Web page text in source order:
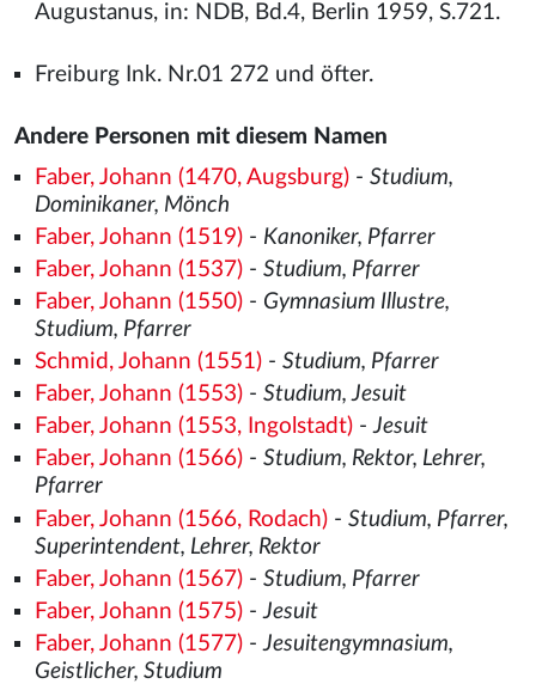
Augustanus, in: NDB, Bd.4, Berlin 1959, S.721.
Freiburg Ink. Nr.01 272 und öfter.
Andere Personen mit diesem Namen
Faber, Johann (1470, Augsburg)- Studium,
Dominikaner, Mönch
Faber, Johann (1519)- Kanoniker, Pfarrer
Faber, Johann (1537)- Studium, Pfarrer
Faber, Johann (1550)- Gymnasium Illustre,
Studium, Pfarrer
Schmid, Johann (1551)- Studium, Pfarrer
Faber, Johann (1553)- Studium, Jesuit
Faber, Johann (1553, Ingolstadt)-Jesuit
Faber, Johann (1566)- Studium, Rektor, Lehrer,
Pfarrer
Faber, Johann (1566, Rodach)- Studium, Pfarrer,
Superintendent, Lehrer, Rektor
Faber, Johann (1567)- Studium, Pfarrer
Faber, Johann (1575)- Jesuit
Faber, Johann (1577)- Jesuitengymnasium,
Geistlicher, Studium